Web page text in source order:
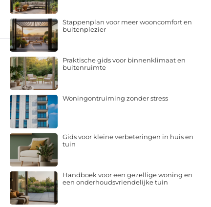
Stappenplan voor meer wooncomfort en
buitenplezier
Praktische gids voor binnenklimaat en
buitenruimte
Woningontruiming zonder stress
Gids voor kleine verbeteringen in huis en
tuin
Handboek voor een gezellige woning en
een onderhoudsvriendelijke tuin